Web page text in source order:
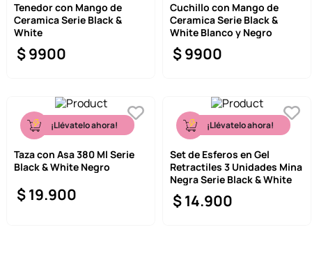
Tenedor con Mango de
Ceramica Serie Black &
White
$9900
Cuchillo con Mango de
Ceramica Serie Black &
White Blanco y Negro
$9900
¡Llévatelo ahora!
Taza con Asa 380 Ml Serie
Black & White Negro
$19.900
¡Llévatelo ahora!
Set de Esferos en Gel
Retractiles 3 Unidades Mina
Negra Serie Black & White
$14.900